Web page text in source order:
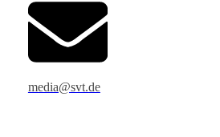
media@svt.de